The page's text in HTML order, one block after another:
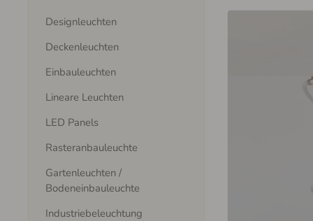
Designleuchten
Deckenleuchten
Einbauleuchten
Lineare Leuchten
LED Panels
Rasteranbauleuchte
Gartenleuchten /
Bodeneinbauleuchte
Industriebeleuchtung